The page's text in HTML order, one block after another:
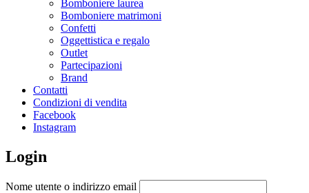
Bomboniere laurea
Bomboniere matrimoni
Confetti
Oggettistica e regalo
Outlet
Partecipazioni
Brand
Contatti
Condizioni di vendita
Facebook
Instagram
Login
Nome utente o indirizzo email